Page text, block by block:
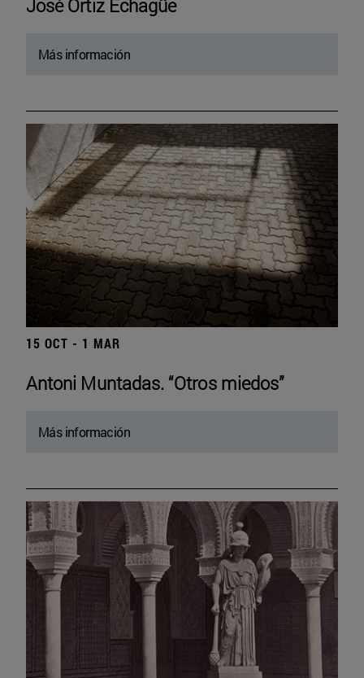
José Ortiz Echagüe
Más información
15 OCT - 1 MAR
Antoni Muntadas. “Otros miedos”
Más información